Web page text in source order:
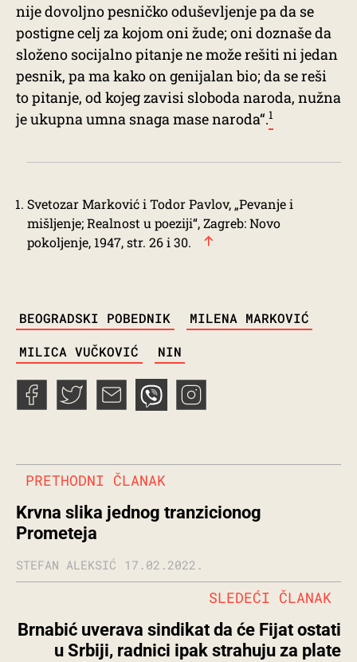
nije dovoljno pesničko oduševljenje pa da se
postigne celj za kojom oni žude; oni doznaše da
složeno socijalno pitanje ne može rešiti ni jedan
pesnik, pa ma kako on genijalan bio; da se reši
to pitanje, od kojeg zavisi sloboda naroda, nužna
je ukupna umna snaga mase naroda“.1
Svetozar Marković i Todor Pavlov, „Pevanje i
mišljenje; Realnost u poeziji“, Zagreb: Novo
pokoljenje, 1947, str. 26 i 30.
BEOGRADSKI POBEDNIK MILENA MARKOVIĆ
MILICA VUČKOVIĆ NIN
PRETHODNI ČLANAK
Krvna slika jednog tranzicionog
Prometeja
STEFAN ALEKSIĆ 17.02.2022.
Brnabić uverava sindikat da će Fijat ostati
u Srbiji, radnici ipak strahuju za plate
SLEDEĆI ČLANAK